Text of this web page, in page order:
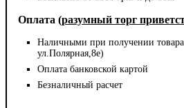
Оплата (разумный торг
Наличными при получении товара
ул.Полярная,8е)
Оплата банковской картой
Безналичный расчет